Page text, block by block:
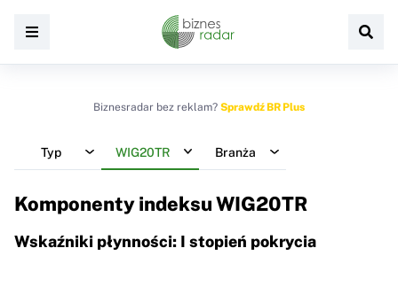
Biznesradar bez reklam? Sprawdź BR Plus
Typ WIG20TR Branża
Komponenty indeksuWIG20TR
Wskaźniki płynności: I stopień pokrycia